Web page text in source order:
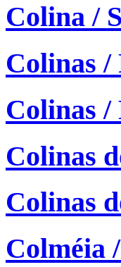
Colina /
Colinas /
Colinas
Colinas
Colinas
Colméia